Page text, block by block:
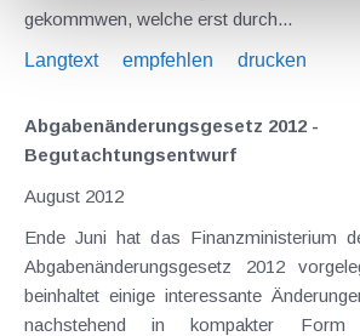
gekommwen, welche erst durch...
Langtext
empfehlen drucken
Abgabenänderungsgesetz 2012 -
Begutachtungsentwurf
August 2012
Ende Juni hat das Finanzministerium den Entwurf für
Abgabenänderungsgesetz 2012 vorgelegt. Dieser Entwurf
beinhaltet einige interessante
nachstehend in kompakter Form